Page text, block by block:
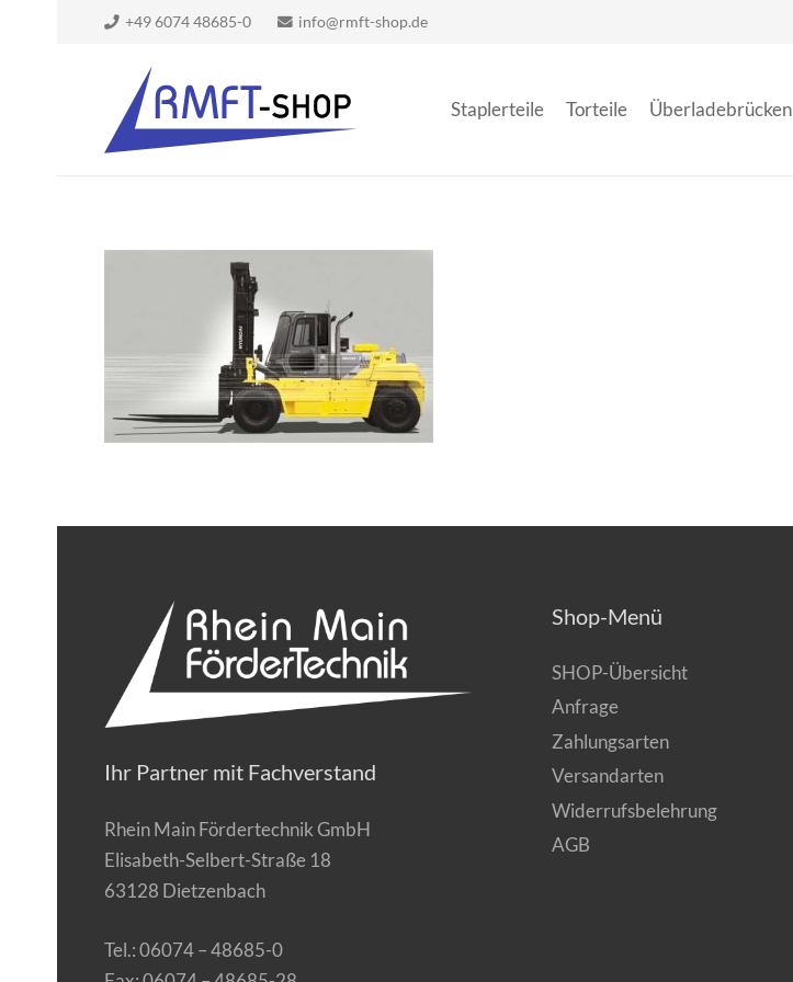
+49 6074 48685-0 info@rmft-shop.de
Staplerteile Torteile Überladebrücken
Ihr Partner mit Fachverstand
Rhein Main Fördertechnik GmbH
Elisabeth-Selbert-Straße 18
63128 Dietzenbach
Tel.: 06074 – 48685-0
Shop-Menü
SHOP-Übersicht
Anfrage
Zahlungsarten
Versandarten
Widerrufsbelehrung
AGB